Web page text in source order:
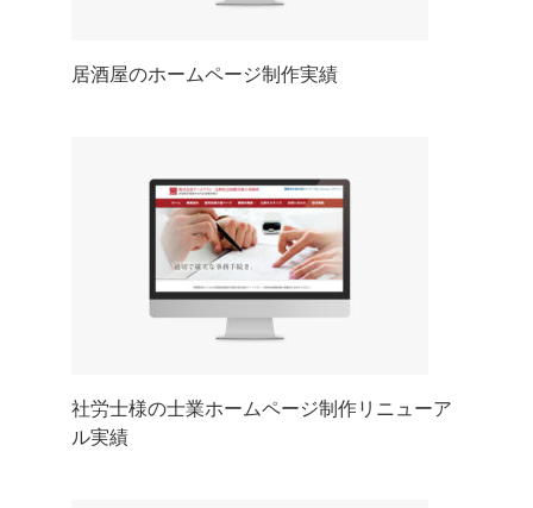
居酒屋のホームページ制作実績
社労士様の士業ホームページ制作リニューア
ル実績